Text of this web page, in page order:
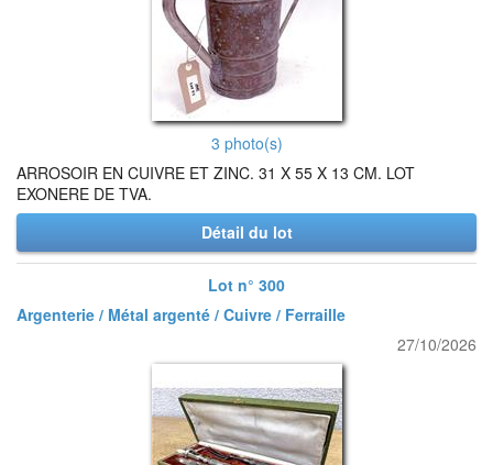
3 photo(s)
ARROSOIR EN CUIVRE ET ZINC. 31 X 55 X 13 CM. LOT
EXONERE DE TVA.
Détail du lot
Lot n° 300
Argenterie / Métal argenté / Cuivre / Ferraille
27/10/2026